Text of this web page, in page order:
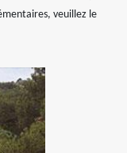
veuillez le